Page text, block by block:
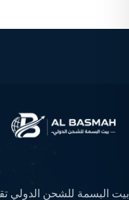
بيت البسمة للشحن الدولي